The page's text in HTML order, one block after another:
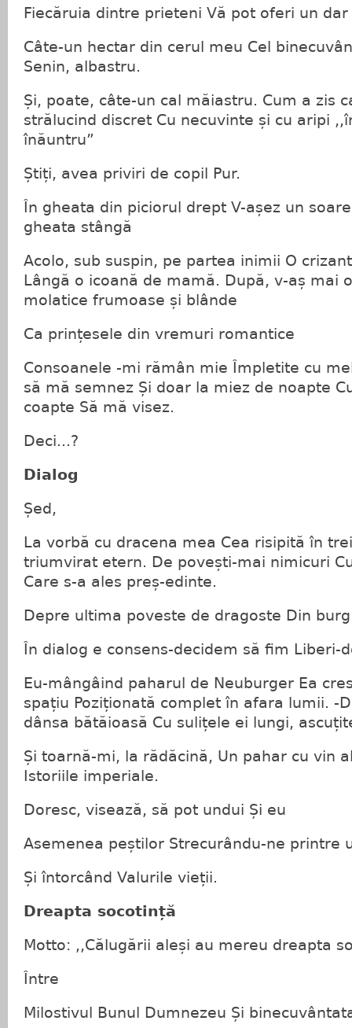
Fiecăruia dintre prieteni Vă pot oferi un dar
Câte-un hectar din cerul meu Cel
Senin, albastru.
Și, poate, câte-un cal măiastru. Cum a zis
strălucind discret Cu necuvinte și cu aripi
înăuntru”
Știți, avea priviri de copil Pur.
În gheata din piciorul drept V-așez un
gheata stângă
Acolo, sub suspin, pe partea inimii O
Lângă o icoană de mamă. După, v-aș mai
molatice frumoase și blânde
Ca prințesele din vremuri romantice
Consoanele -mi rămân mie Împletite cu
să mă semnez Și doar la miez de noapte
coapte Să mă visez.
Deci...?
Dialog
Șed,
La vorbă cu dracena mea Cea risipită în
triumvirat etern. De povești-mai nimicuri
Care s-a ales preș-edinte.
Depre ultima poveste de dragoste Din
În dialog e consens-decidem să fim Liberi-
Eu-mângâind paharul de Neuburger Ea
spațiu Poziționată complet în afara lumii. -
dânsa bătăioasă Cu sulițele ei lungi,
Și toarnă-mi, la rădăcină, Un pahar cu vin
Istoriile imperiale.
Doresc, visează, să pot undui Și eu
Asemenea peștilor Strecurându-ne printre
Și întorcând Valurile vieții.
Dreapta socotință
Motto: ,,Călugării aleși au mereu dreapta
Între
Milostivul Bunul Dumnezeu Și